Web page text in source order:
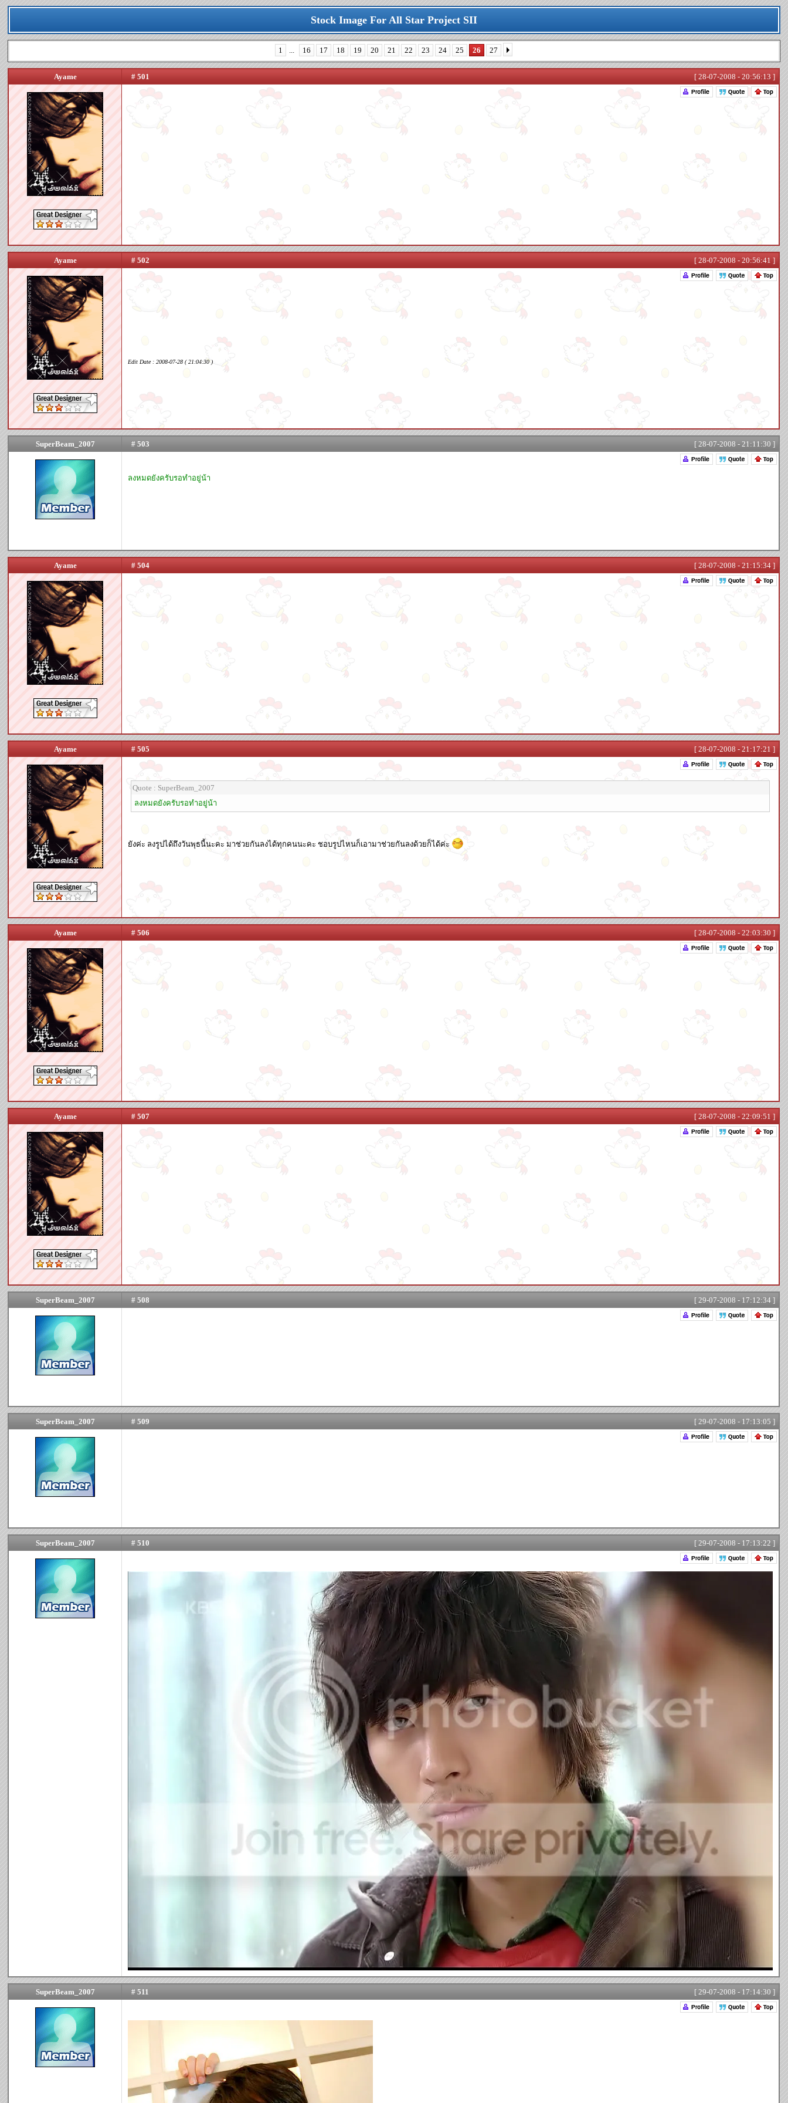
Stock Image For All Star Project SII
1 16 17 18 19 20 21 22 23 24 25 26 27
Ayame # 501 [ 28-07-2008 - 20:56:13 ]
Ayame # 502 [ 28-07-2008 - 20:56:41 ]
Edit Date : 2008-07-28 ( 21:04:30 )
SuperBeam_2007 # 503 [ 28-07-2008 - 21:11:30 ]
ลงหมดยังครับรอทำอยู่น้า
Ayame # 504 [ 28-07-2008 - 21:15:34 ]
Ayame # 505 [ 28-07-2008 - 21:17:21 ]
Quote : SuperBeam_2007
ลงหมดยังครับรอทำอยู่น้า
ยังค่ะ ลงรูปได้ถึงวันพุธนี้นะคะ มาช่วยกันลงได้ทุกคนนะคะ ชอบรูปไหนก็เอามาช่วยกันลงด้วยก็ได้ค่ะ
Ayame # 506 [ 28-07-2008 - 22:03:30 ]
Ayame # 507 [ 28-07-2008 - 22:09:51 ]
SuperBeam_2007 # 508 [ 29-07-2008 - 17:12:34 ]
SuperBeam_2007 # 509 [ 29-07-2008 - 17:13:05 ]
SuperBeam_2007 # 510 [ 29-07-2008 - 17:13:22 ]
SuperBeam_2007 # 511 [ 29-07-2008 - 17:14:30 ]